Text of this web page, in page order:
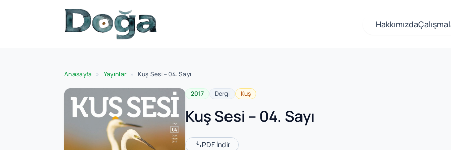
Hakkımızda
Anasayfa » Yayınlar » Kuş Sesi – 04. Sayı
2017 Dergi Kuş
Kuş Sesi – 04. Sayı
PDF İndir